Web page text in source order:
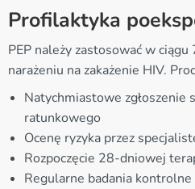
Profilaktyka
PEP należy zastosować w
narażeniu na zakażenie HIV.
Natychmiastowe zgłoszenie
ratunkowego
Ocenę ryzyka przez
Rozpoczęcie 28-dniowej
Regularne badania